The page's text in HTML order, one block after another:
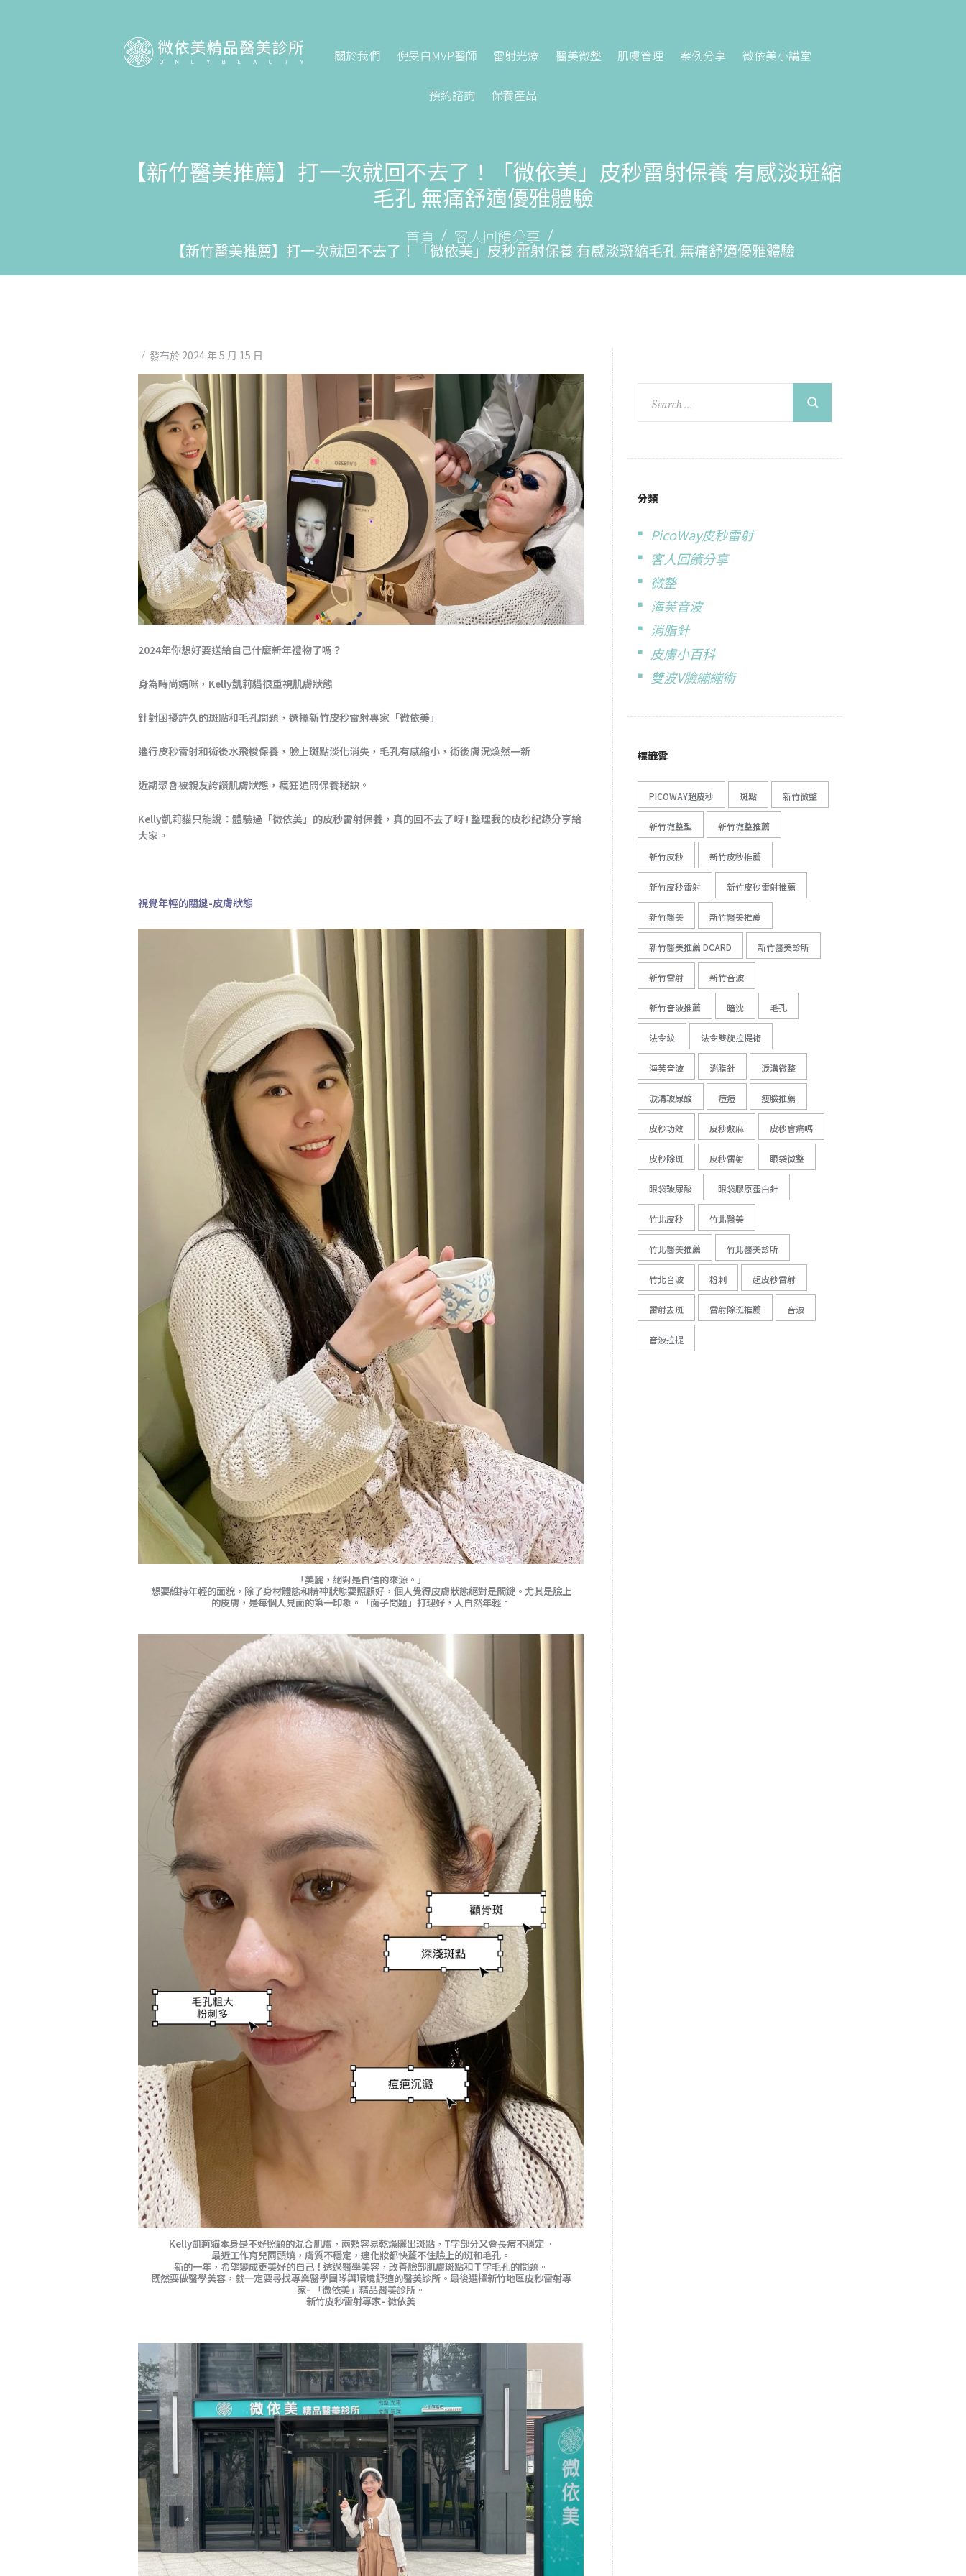
關於我們 倪旻白MVP醫師 雷射光療 醫美微整 肌膚管理 案例分享 微依美小講堂
預約諮詢 保養產品
【新竹醫美推薦】打一次就回不去了！「微依美」皮秒雷射保養 有感淡斑縮
毛孔 無痛舒適優雅體驗
首頁 客人回饋分享
【新竹醫美推薦】打一次就回不去了！「微依美」皮秒雷射保養 有感淡斑縮毛孔 無痛舒適優雅體驗
發布於 2024 年 5 月 15 日
2024年你想好要送給自己什麼新年禮物了嗎 ？
身為時尚媽咪，Kelly凱莉貓很重視肌膚狀態
針對困擾許久的斑點和毛孔問題，選擇新竹皮秒雷射專家「微依美」
進行皮秒雷射和術後水飛梭保養，臉上斑點淡化消失，毛孔有感縮小，術後膚況煥然一新
近期聚會被親友誇讚肌膚狀態，瘋狂追問保養秘訣。
Kelly凱莉貓只能說：體驗過「微依美」的皮秒雷射保養，真的回不去了呀 ! 整理我的皮秒紀錄分享給
大家。
視覺年輕的關鍵-皮膚狀態
「美麗，絕對是自信的來源。」
想要維持年輕的面貌，除了身材體態和精神狀態要照顧好，個人覺得皮膚狀態絕對是關鍵。尤其是臉上
的皮膚，是每個人見面的第一印象。「面子問題」打理好，人自然年輕。
Kelly凱莉貓本身是不好照顧的混合肌膚，兩頰容易乾燥曬出斑點，T字部分又會長痘不穩定。
最近工作育兒兩頭燒，膚質不穩定，連化妝都快蓋不住臉上的斑和毛孔。
新的一年，希望變成更美好的自己！透過醫學美容，改善臉部肌膚斑點和Ｔ字毛孔的問題。
既然要做醫學美容，就一定要尋找專業醫學團隊與環境舒適的醫美診所。最後選擇新竹地區皮秒雷射專
家- 「微依美」精品醫美診所。
新竹皮秒雷射專家- 微依美
分類
PicoWay皮秒雷射
客人回饋分享
微整
海芙音波
消脂針
皮膚小百科
雙波V臉繃繃術
標籤雲
PICOWAY超皮秒 斑點 新竹微整
新竹微整型 新竹微整推薦
新竹皮秒 新竹皮秒推薦
新竹皮秒雷射 新竹皮秒雷射推薦
新竹醫美 新竹醫美推薦
新竹醫美推薦 DCARD 新竹醫美診所
新竹雷射 新竹音波
新竹音波推薦 暗沈 毛孔
法令紋 法令雙旋拉提術
海芙音波 消脂針 淚溝微整
淚溝玻尿酸 痘痘 瘦臉推薦
皮秒功效 皮秒敷麻 皮秒會痛嗎
皮秒除斑 皮秒雷射 眼袋微整
眼袋玻尿酸 眼袋膠原蛋白針
竹北皮秒 竹北醫美
竹北醫美推薦 竹北醫美診所
竹北音波 粉刺 超皮秒雷射
雷射去斑 雷射除斑推薦 音波
音波拉提